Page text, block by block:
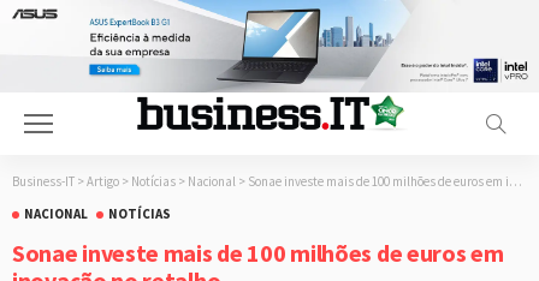
Business-IT > Artigo > Notícias > Nacional > Sonae investe mais de 100 milhões de euros em inovação no retalho
NACIONAL
NOTÍCIAS
Sonae investe mais de 100 milhões de euros em